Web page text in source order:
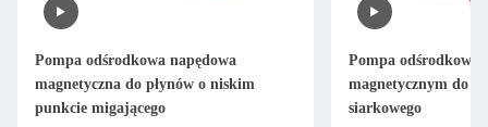
Pompa odśrodkowa napędowa
magnetyczna do płynów o niskim
punkcie migającego
Pompa odśrodkowa
magnetycznym do
siarkowego